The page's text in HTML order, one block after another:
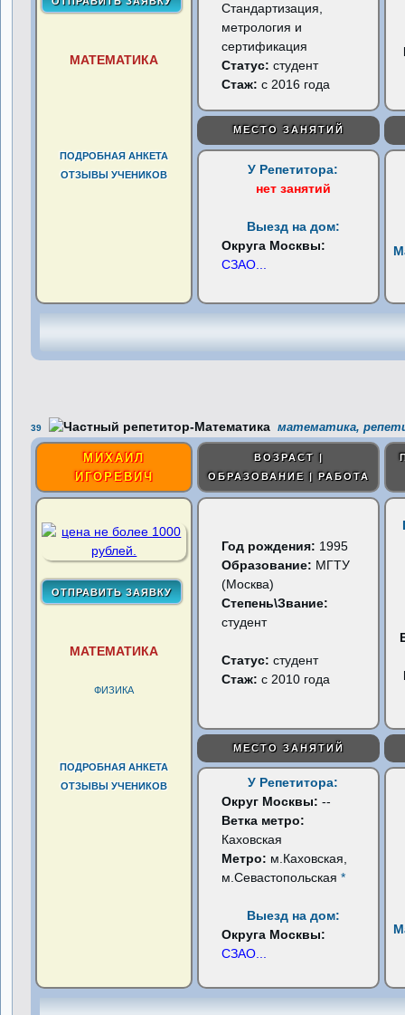
МАТЕМАТИКА
ПОДРОБНАЯ АНКЕТА
ОТЗЫВЫ УЧЕНИКОВ
Стандартизация,
метрология и
сертификация
Статус:студент
Стаж: с 2016 года
МЕСТО ЗАНЯТИЙ
У Репетитора:
нет занятий
Выезд на дом:
Округа Москвы:
СЗАО
39 математика,
МИХАИЛ
ИГОРЕВИЧ
ВОЗРАСТ |
ОБРАЗОВАНИЕ | РАБОТА
МАТЕМАТИКА
ФИЗИКА
ПОДРОБНАЯ АНКЕТА
ОТЗЫВЫ УЧЕНИКОВ
Год рождения: 1995
Образование: МГТУ
(Москва)
Степень\Звание:
студент
Статус:студент
Стаж: с 2010 года
МЕСТО ЗАНЯТИЙ
У Репетитора:
Округ Москвы:--
Ветка метро:
Каховская
Метро: м.Каховская,
м.Севастопольская*
Выезд на дом:
Округа Москвы:
СЗАО